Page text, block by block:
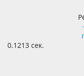
0.1213 сек.